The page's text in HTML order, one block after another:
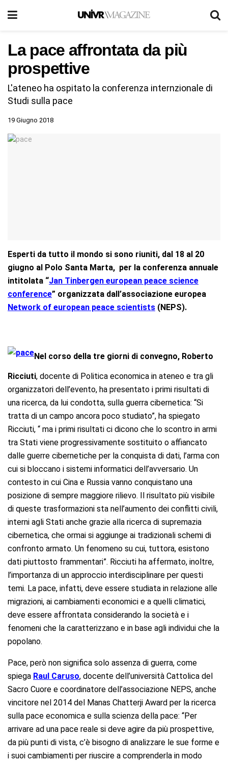
La pace affrontata da più
prospettive
L'ateneo ha ospitato la conferenza internzionale di
Studi sulla pace
19 Giugno 2018
Esperti da tutto il mondo si sono riuniti, dal 18 al 20
giugno al Polo Santa Marta, per la conferenza annuale
intitolata “Jan Tinbergen european peace science
conference” organizzata dall’associazione europea
Network of european peace scientists (NEPS).
Nel corso della tre giorni di convegno, Roberto
Ricciuti, docente di Politica economica in ateneo e tra gli
organizzatori dell’evento, ha presentato i primi risultati di
una ricerca, da lui condotta, sulla guerra cibernetica: “Si
tratta di un campo ancora poco studiato”, ha spiegato
Ricciuti, “ ma i primi risultati ci dicono che lo scontro in armi
tra Stati viene progressivamente sostituito o affiancato
dalle guerre cibernetiche per la conquista di dati, l’arma con
cui si bloccano i sistemi informatici dell’avversario. Un
contesto in cui Cina e Russia vanno conquistano una
posizione di sempre maggiore rilievo. Il risultato più visibile
di queste trasformazioni sta nell’aumento dei conflitti civili,
interni agli Stati anche grazie alla ricerca di supremazia
cibernetica, che ormai si aggiunge ai tradizionali schemi di
confronto armato. Un fenomeno su cui, tuttora, esistono
dati piuttosto frammentari”. Ricciuti ha affermato, inoltre,
l’importanza di un approccio interdisciplinare per questi
temi. La pace, infatti, deve essere studiata in relazione alle
migrazioni, ai cambiamenti economici e a quelli climatici,
deve essere affrontata considerando la società e i
fenomeni che la caratterizzano e in base agli individui che la
popolano.
Pace, però non significa solo assenza di guerra, come
spiega Raul Caruso, docente dell’università Cattolica del
Sacro Cuore e coordinatore dell’associazione NEPS, anche
vincitore nel 2014 del Manas Chatterji Award per la ricerca
sulla pace economica e sulla scienza della pace: “Per
arrivare ad una pace reale si deve agire da più prospettive,
da più punti di vista, c’è bisogno di analizzare le sue forme e
i suoi cambiamenti per riuscire a comprenderla in modo